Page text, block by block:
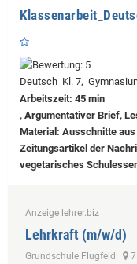
Deutsch Kl. 7,
Arbeitszeit: 45 min
, Argumentativer Brief,
Material: Ausschnitte
Zeitungsartikel der
vegetarisches
Anzeige lehrer.biz
Lehrkraft (m/w/d)
Grundschule Flugfeld